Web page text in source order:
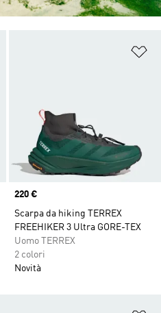
Aggiungi alla lista dei desideri
Price
220 €
Scarpa da hiking TERREX
FREEHIKER 3 Ultra GORE-TEX
Uomo TERREX
2 colori
Novità